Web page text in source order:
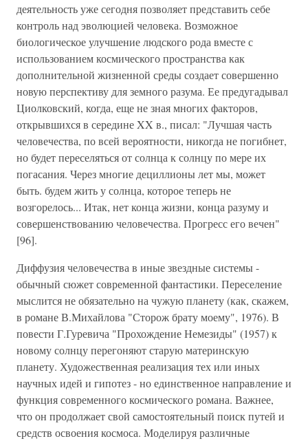
деятельность уже сегодня позволяет представить себе
контроль над эволюцией человека. Возможное
биологическое улучшение людского рода вместе с
использованием космического пространства как
дополнительной жизненной среды создает совершенно
новую перспективу для земного разума. Ее предугадывал
Циолковский, когда, еще не зная многих факторов,
открывшихся в середине XX в., писал: "Лучшая часть
человечества, по всей вероятности, никогда не погибнет,
но будет переселяться от солнца к солнцу по мере их
погасания. Через многие дециллионы лет мы, может
быть. будем жить у солнца, которое теперь не
возгорелось... Итак, нет конца жизни, конца разуму и
совершенствованию человечества. Прогресс его вечен"
[96].
Диффузия человечества в иные звездные системы -
обычный сюжет современной фантастики. Переселение
мыслится не обязательно на чужую планету (как, скажем,
в романе В.Михайлова "Сторож брату моему", 1976). В
повести Г.Гуревича "Прохождение Немезиды" (1957) к
новому солнцу перегоняют старую материнскую
планету. Художественная реализация тех или иных
научных идей и гипотез - но единственное направление и
функция современного космического романа. Важнее,
что он продолжает свой самостоятельный поиск путей и
средств освоения космоса. Моделируя различные